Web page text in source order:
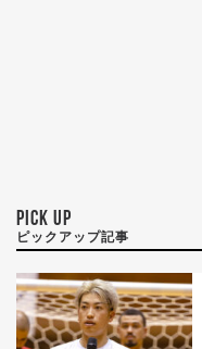
PICK UP
ピックアップ記事